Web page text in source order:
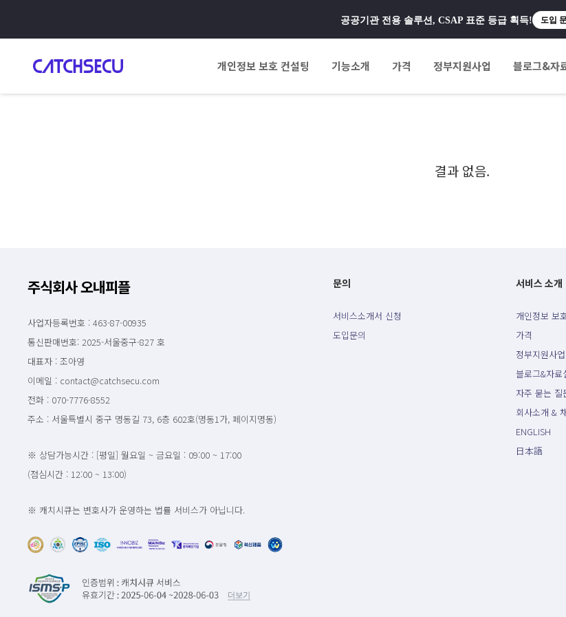
공공기관 전용 솔루션, CSAP 표준 등급 획득! 도입
개인정보 보호 컨설팅 기능소개 가격 정부지원사업 블로그&자
결과 없음.
주식회사 오내피플
사업자등록번호 : 463-87-00935
통신판매번호: 2025-서울중구-827 호
대표자 : 조아영
이메일 : contact@catchsecu.com
전화 : 070-7776-8552
주소 : 서울특별시 중구 명동길 73, 6층 602호(명동1가, 페이지명동)
※ 상담가능시간 : [평일] 월요일 ~ 금요일 : 09:00 ~ 17:00
(점심시간 : 12:00 ~ 13:00)
※ 캐치시큐는 변호사가 운영하는 법률 서비스가 아닙니다.
문의
서비스소개서 신청
도입문의
서비스 소개
개인정보 보
가격
정부지원사업
블로그&자료
자주 묻는 질
회사소개 &
ENGLISH
日本語